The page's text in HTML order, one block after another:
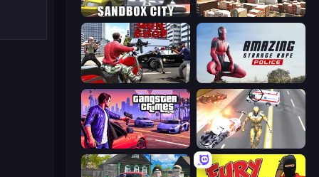
Sandbox City Mad Town Andreas: Mafia Storie
Grand Action Simulator: New York Amazing Strange Rope Police
Gangster Crimes Online 6: Mafia City